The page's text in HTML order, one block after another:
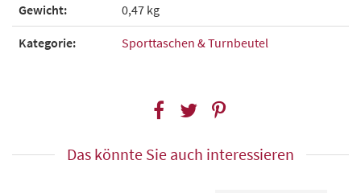
Gewicht: 0,47 kg
Kategorie: Sporttaschen & Turnbeutel
Das könnte Sie auch interessieren